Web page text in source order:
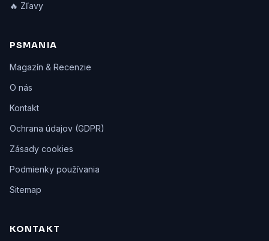
🔥 Zľavy
PSMANIA
Magazín & Recenzie
O nás
Kontakt
Ochrana údajov (GDPR)
Zásady cookies
Podmienky používania
Sitemap
KONTAKT